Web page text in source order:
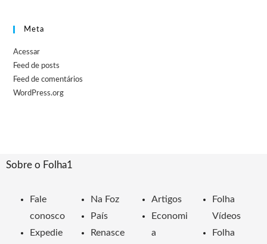
Meta
Acessar
Feed de posts
Feed de comentários
WordPress.org
Sobre o Folha1
Fale
conosco
Expedie
Na Foz
País
Renasce
Artigos
Economi
a
Folha
Vídeos
Folha